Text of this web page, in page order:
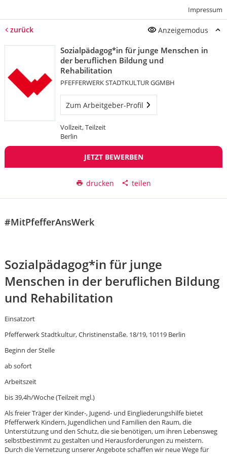
Impressum
zurück Anzeigemodus
Sozialpädagog*in für junge Menschen in
der beruflichen Bildung und
Rehabilitation
PFEFFERWERK STADTKULTUR GGMBH
Zum Arbeitgeber-Profil
Vollzeit, Teilzeit
Berlin
JETZT BEWERBEN
drucken teilen
#MitPfefferAnsWerk
Sozialpädagog*in für junge
Menschen in der beruflichen Bildung
und Rehabilitation
Einsatzort
Pfefferwerk Stadtkultur, Christinenstaße. 18/19, 10119 Berlin
Beginn der Stelle
ab sofort
Arbeitszeit
bis 39,4h/Woche (Teilzeit mgl.)
Als freier Träger der Kinder-, Jugend- und Eingliederungshilfe bietet
Pfefferwerk Kindern, Jugendlichen und Familien den Raum, die
Unterstützung und den Schutz, die sie benötigen, um ihren Lebensweg
selbstbestimmt zu gestalten und Herausforderungen zu meistern.
Durch die Vernetzung unserer Angebote schaffen wir neue Wege für
Karte anzeigen